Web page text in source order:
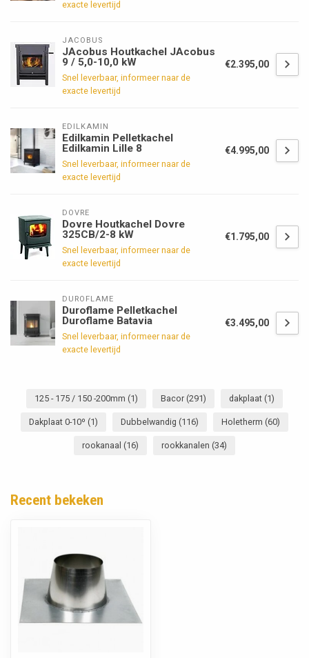
exacte levertijd
JACOBUS
JAcobus Houtkachel JAcobus
9 / 5,0-10,0 kW
Snel leverbaar, informeer naar de
exacte levertijd
€2.395,00
EDILKAMIN
Edilkamin Pelletkachel
Edilkamin Lille 8
Snel leverbaar, informeer naar de
exacte levertijd
€4.995,00
DOVRE
Dovre Houtkachel Dovre
325CB/2-8 kW
Snel leverbaar, informeer naar de
exacte levertijd
€1.795,00
DUROFLAME
Duroflame Pelletkachel
Duroflame Batavia
Snel leverbaar, informeer naar de
exacte levertijd
€3.495,00
125 - 175 / 150 -200mm (1) Bacor (291) dakplaat (1)
Dakplaat 0-10º (1) Dubbelwandig (116) Holetherm (60)
rookanaal (16) rookkanalen (34)
Recent bekeken